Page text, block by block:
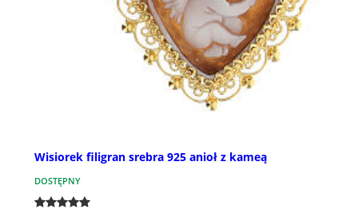
Wisiorek filigran srebra 925 anioł z kameą
DOSTĘPNY